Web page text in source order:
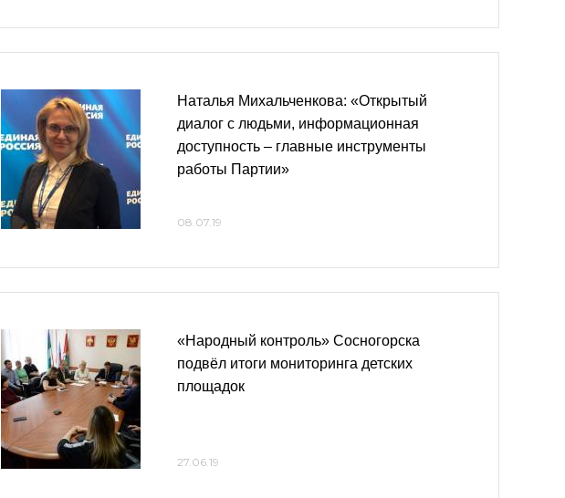
Наталья Михальченкова: «Открытый
диалог с людьми, информационная
доступность – главные инструменты
работы Партии»
08.07.19
«Народный контроль» Сосногорска
подвёл итоги мониторинга детских
площадок
27.06.19